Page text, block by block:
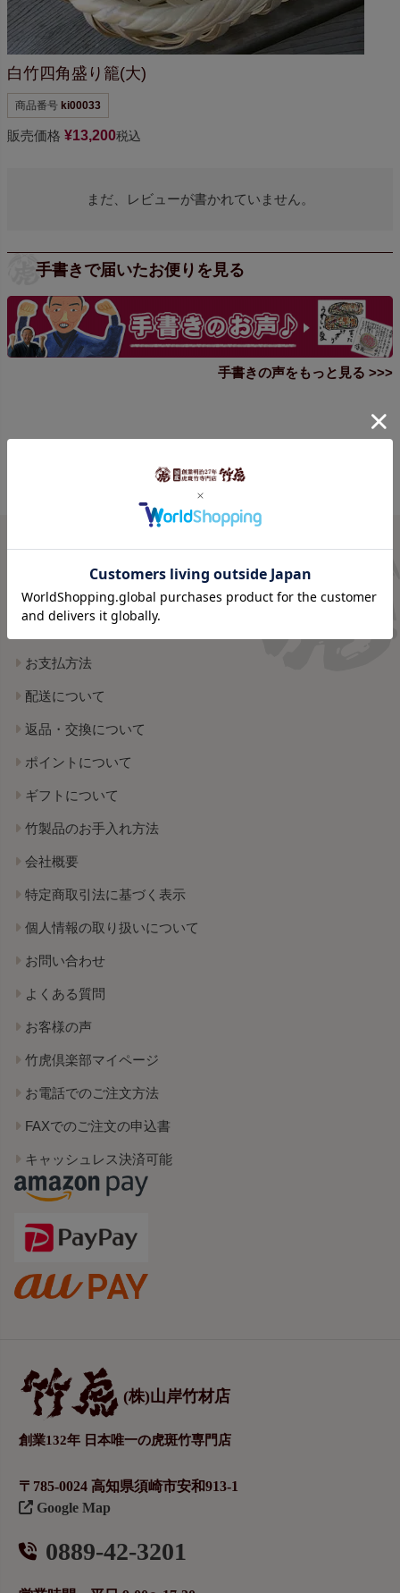
白竹四角盛り籠(大)
商品番号 ki00033
販売価格 ¥13,200税込
まだ、レビューが書かれていません。
手書きで届いたお便りを見る
手書きの声をもっと見る >>>
ご利用案内 shopping guide
お支払方法
配送について
返品・交換について
ポイントについて
ギフトについて
竹製品のお手入れ方法
会社概要
特定商取引法に基づく表示
個人情報の取り扱いについて
お問い合わせ
よくある質問
お客様の声
竹虎倶楽部マイページ
お電話でのご注文方法
FAXでのご注文の申込書
キャッシュレス決済可能
(株)山岸竹材店
創業132年 日本唯一の虎斑竹専門店
〒785-0024 高知県須崎市安和913-1
Google Map
0889-42-3201